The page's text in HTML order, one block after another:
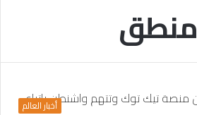
منطق
أخبار العالم